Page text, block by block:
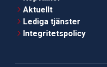
Aktuellt
Lediga tjänster
Integritetspolicy